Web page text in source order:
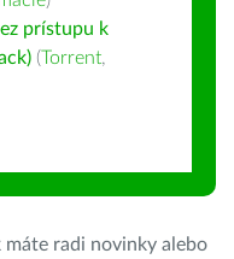
prístupu k
(Torrent,
radi novinky alebo